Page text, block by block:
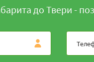
до Твери -